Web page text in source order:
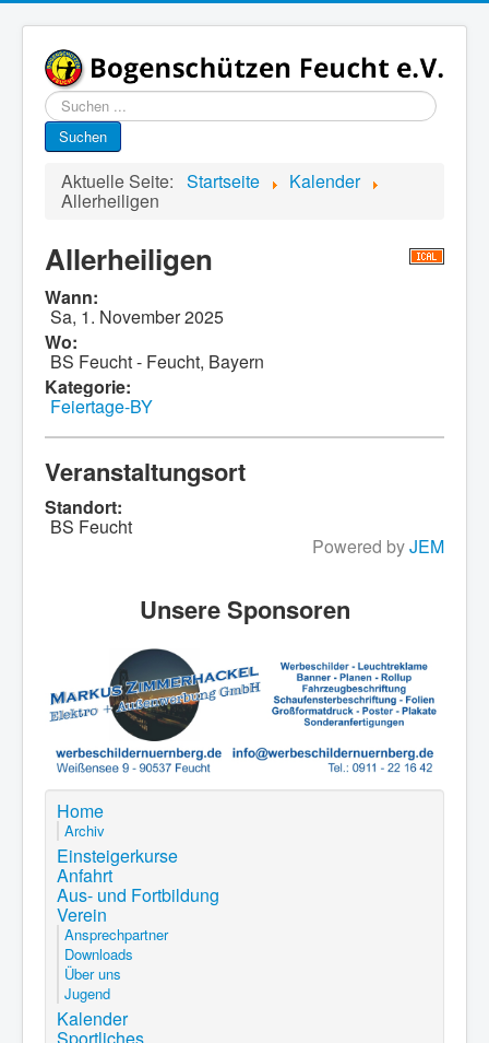
Suchen
...
Suchen
Aktuelle Seite: Startseite Kalender
Allerheiligen
Allerheiligen
Wann:
Sa, 1. November 2025
Wo:
BS Feucht - Feucht, Bayern
Kategorie:
Feiertage-BY
Veranstaltungsort
Standort:
BS Feucht
Powered byJEM
Unsere Sponsoren
Home
Archiv
Einsteigerkurse
Anfahrt
Aus- und Fortbildung
Verein
Ansprechpartner
Downloads
Über uns
Jugend
Kalender
Sportliches